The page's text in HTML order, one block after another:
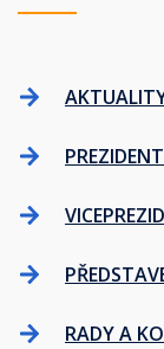
RADY A